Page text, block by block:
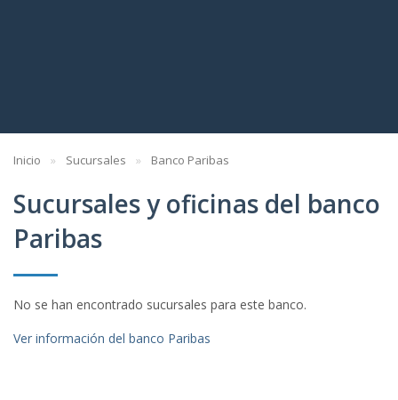
Inicio Sucursales Banco Paribas
Sucursales y oficinas del banco
Paribas
No se han encontrado sucursales para este banco.
Ver información del banco Paribas